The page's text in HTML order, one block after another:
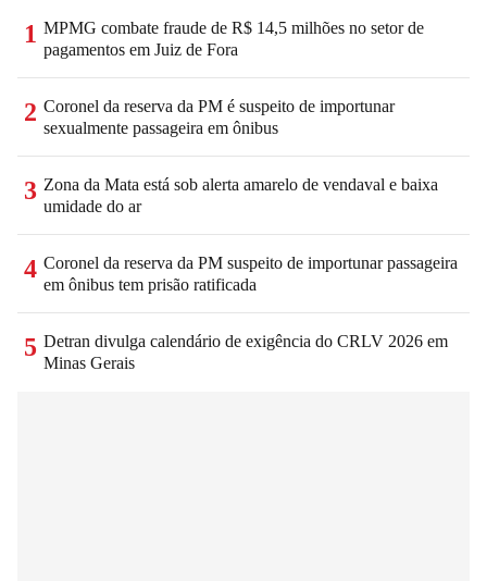
1 MPMG combate fraude de R$ 14,5 milhões no setor de
pagamentos em Juiz de Fora
2 Coronel da reserva da PM é suspeito de importunar
sexualmente passageira em ônibus
3 Zona da Mata está sob alerta amarelo de vendaval e baixa
umidade do ar
4 Coronel da reserva da PM suspeito de importunar passageira
em ônibus tem prisão ratificada
5 Detran divulga calendário de exigência do CRLV 2026 em
Minas Gerais